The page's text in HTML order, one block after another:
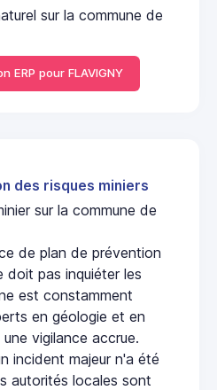
sur la commune de
ERP pour FLAVIGNY
des risques miniers
sur la commune de
de plan de prévention
doit pas inquiéter les
est constamment
en géologie et en
vigilance accrue.
incident majeur n'a été
autorités locales sont